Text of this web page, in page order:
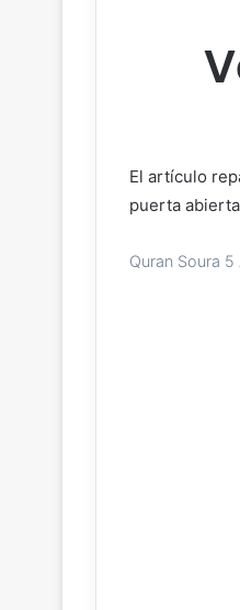
El artículo
puerta
Quran Soura